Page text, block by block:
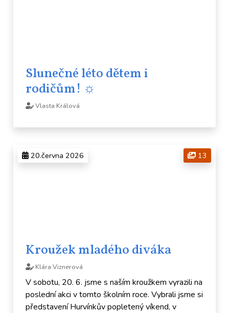
Slunečné léto dětem i
rodičům! ☼
Vlasta Králová
13
20.června 2026
Kroužek mladého diváka
Klára Viznerová
V sobotu, 20. 6. jsme s naším kroužkem vyrazili na
poslední akci v tomto školním roce. Vybrali jsme si
představení Hurvínkův popletený víkend, v